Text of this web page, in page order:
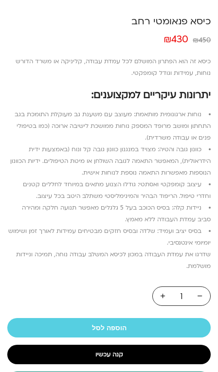
כיסא פנאומטי רחב
₪450
המחיר
היה:
₪450.
₪430
הוא:
₪430.
כיסא זה הוא הפתרון המושלם לכל עמדת עבודה, קליניקה או משרד הדורש
נוחות, עמידות וגודל קומפקטי.
יתרונות עיקריים למקצוענים:
נוחות ארגונומית מותאמת: מעוצב עם משענת גב מעוקלת התומכת בגב
התחתון ומושב מרופד המספק נוחות ממושכת לישיבה ארוכה (כמו בטיפולי
פנים או עבודה משרדית).
כוונון גובה והטיה: מצויד במנגנון כוונון גובה קל ונוח (באמצעות ידית
הידראולית), המאפשר התאמה לגובה השולחן או מיטת הטיפולים. ידיות הכוונון
הנוספות מאפשרות התאמה נוספת לנוחות אישית.
עיצוב קומפקטי ואסתטי: גודלו הצנוע מתאים במיוחד לחללים קטנים
וחדרי טיפול. הריפוד הבהיר והמינימליסטי משתלב היטב בכל עיצוב.
ניידות קלה: בסיס הכוכב בעל 5 גלגלים מאפשר תנועה חלקה ומהירה
סביב עמדת העבודה ללא מאמץ.
בסיס יציב ועמיד: שלדה ובסיס חזקים מבטיחים עמידות לאורך זמן ושימוש
יומיומי אינטנסיבי.
שדרגו את עמדת העבודה במכון לכיסא המשלב עבודה נוחה, תמיכה וניידות
מושלמת.
הוספה לסל
קנה עכשיו